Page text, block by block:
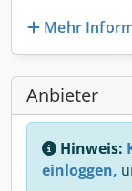
Mehr
Anbieter
Hinweis:
einloggen,